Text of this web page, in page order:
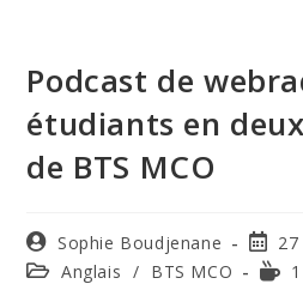
Podcast de
étudiants en
de BTS MCO
Sophie Boudjenane
Anglais / BTS MCO